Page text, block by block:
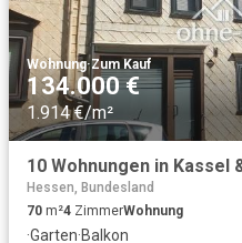
Wohnung·Zum Kauf
134.000 €
1.914 €/m²
Hessen, Bundesland
70 m²4 ZimmerWohnung
·Garten·Balkon